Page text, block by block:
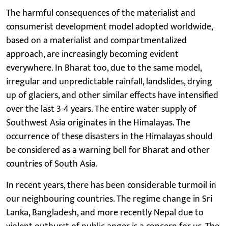
The harmful consequences of the materialist and
consumerist development model adopted worldwide,
based on a materialist and compartmentalized
approach, are increasingly becoming evident
everywhere. In Bharat too, due to the same model,
irregular and unpredictable rainfall, landslides, drying
up of glaciers, and other similar effects have intensified
over the last 3-4 years. The entire water supply of
Southwest Asia originates in the Himalayas. The
occurrence of these disasters in the Himalayas should
be considered as a warning bell for Bharat and other
countries of South Asia.
In recent years, there has been considerable turmoil in
our neighbouring countries. The regime change in Sri
Lanka, Bangladesh, and more recently Nepal due to